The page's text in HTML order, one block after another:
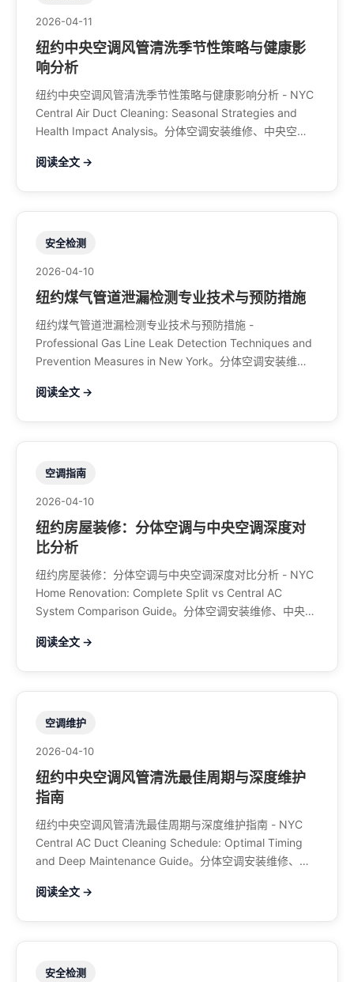
2026-04-11
纽约中央空调风管清洗季节性策略与健康影
响分析
纽约中央空调风管清洗季节性策略与健康影响分析 - NYC
Central Air Duct Cleaning: Seasonal Strategies and
Health Impact Analysis。分体空调安装维修、中央空
话：929-708-8979
阅读全文 →
安全检测
2026-04-10
纽约煤气管道泄漏检测专业技术与预防措施
纽约煤气管道泄漏检测专业技术与预防措施 -
Professional Gas Line Leak Detection Techniques and
Prevention Measures in New York。分体空调安装维
充电桩。电话：929-708-8979
阅读全文 →
空调指南
2026-04-10
纽约房屋装修：分体空调与中央空调深度对
比分析
纽约房屋装修：分体空调与中央空调深度对比分析 - NYC
Home Renovation: Complete Split vs Central AC
System Comparison Guide。分体空调安装维修、中央空
话：929-708-8979
阅读全文 →
空调维护
2026-04-10
纽约中央空调风管清洗最佳周期与深度维护
指南
纽约中央空调风管清洗最佳周期与深度维护指南 - NYC
Central AC Duct Cleaning Schedule: Optimal Timing
and Deep Maintenance Guide。分体空调安装维修、中
桩。电话：929-708-8979
阅读全文 →
安全检测